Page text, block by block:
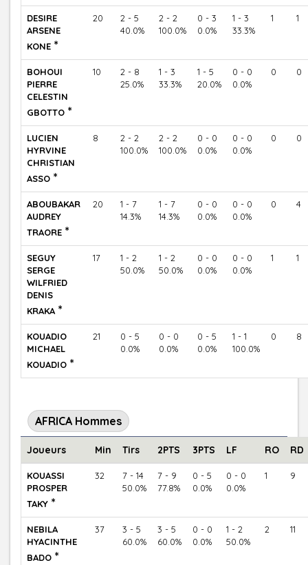
DESIRE
ARSENE
KONE *
20
2 - 5
40.0%
2 - 2
100.0%
0 - 3
0.0%
1 - 3
33.3%
1 1
BOHOUI
PIERRE
CELESTIN
GBOTTO *
10
2 - 8
25.0%
1 - 3
33.3%
1 - 5
20.0%
0 - 0
0.0%
0 0
LUCIEN
HYRVINE
CHRISTIAN
ASSO *
8
2 - 2
100.0%
2 - 2
100.0%
0 - 0
0.0%
0 - 0
0.0%
0 0
ABOUBAKAR
AUDREY
TRAORE *
20
1 - 7
14.3%
1 - 7
14.3%
0 - 0
0.0%
0 - 0
0.0%
0 4
SEGUY
SERGE
WILFRIED
DENIS
KRAKA *
17
1 - 2
50.0%
1 - 2
50.0%
0 - 0
0.0%
0 - 0
0.0%
1 1
KOUADIO
MICHAEL
KOUADIO *
21
0 - 5
0.0%
0 - 0
0.0%
0 - 5
0.0%
1 - 1
100.0%
0 8
AFRICA Hommes
Joueurs Min Tirs 2PTS 3PTS LF RO RD
KOUASSI
PROSPER
TAKY *
32
7 - 14
50.0%
7 - 9
77.8%
0 - 5
0.0%
0 - 0
0.0%
1 9
NEBILA
HYACINTHE
BADO *
37
3 - 5
60.0%
3 - 5
60.0%
0 - 0
0.0%
1 - 2
50.0%
2 11